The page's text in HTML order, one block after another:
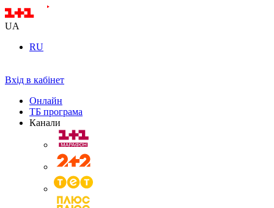
UA
RU
Вхід в кабінет
Онлайн
ТБ програма
Канали